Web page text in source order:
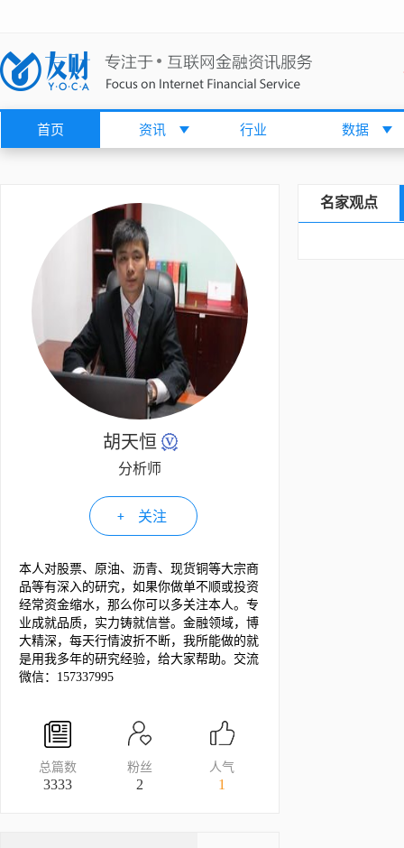
首页 资讯 行业 数据
胡天恒
分析师
关注
本人对股票、原油、沥青、现货铜等大宗商
品等有深入的研究，如果你做单不顺或投资
经常资金缩水，那么你可以多关注本人。专
业成就品质，实力铸就信誉。金融领域，博
大精深，每天行情波折不断，我所能做的就
是用我多年的研究经验，给大家帮助。交流
微信：157337995
总篇数
3333
粉丝
2
人气
1
名家观点